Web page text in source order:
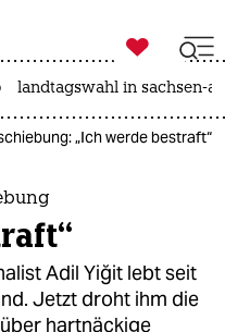

taz zahl ich
landtagswahl in sachsen-
„Ich werde bestraft“
Adil Yiğit lebt seit
Jetzt droht ihm die
hartnäckige